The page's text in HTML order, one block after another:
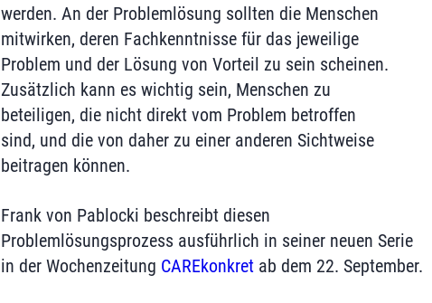
werden. An der Problemlösung sollten die Menschen
mitwirken, deren Fachkenntnisse für das jeweilige
Problem und der Lösung von Vorteil zu sein scheinen.
Zusätzlich kann es wichtig sein, Menschen zu
beteiligen, die nicht direkt vom Problem betroffen
sind, und die von daher zu einer anderen Sichtweise
beitragen können.
Frank von Pablocki beschreibt diesen
Problemlösungsprozess ausführlich in seiner neuen Serie
in der Wochenzeitung CAREkonkretab dem 22. September.